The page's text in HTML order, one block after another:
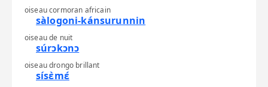
oiseau cormoran africain
sàlogoni-kánsurunnin
oiseau de nuit
súrɔkɔnɔ
oiseau drongo brillant
sísɛ̀mɛ́